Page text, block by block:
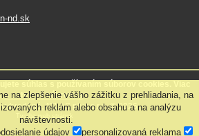
nd.sk
o ochrane súkromia.
ATLAS plus s.r.o. © 2026
Tvorba web stránok
na zlepšenie vášho zážitku z prehliadania, na
reklám alebo obsahu a na analýzu
návštevnosti.
údajov personalizovaná reklama